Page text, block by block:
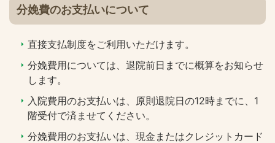
分娩費のお支払いについて
直接支払制度をご利用いただけます。
分娩費用については、退院前日までに概算をお知らせ
します。
入院費用のお支払いは、原則退院日の12時までに、1
階受付で済ませてください。
分娩費用のお支払いは、現金またはクレジットカード